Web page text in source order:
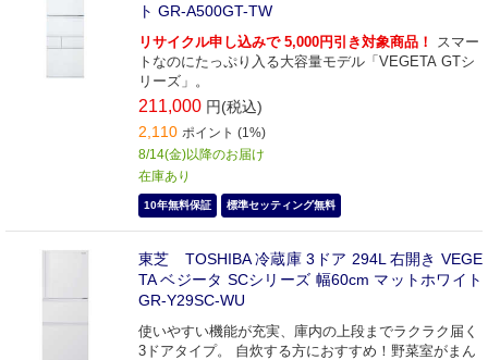
ト GR-A500GT-TW
リサイクル申し込みで 5,000円引き対象商品！
スマー
トなのにたっぷり入る大容量モデル「VEGETA GTシ
リーズ」。
211,000 円(税込)
2,110 ポイント (1%)
8/14(金)以降のお届け
在庫あり
10年無料保証 標準セッティング無料
東芝 TOSHIBA 冷蔵庫 3ドア 294L 右開き VEGE
TA ベジータ SCシリーズ 幅60cm マットホワイト
GR-Y29SC-WU
使いやすい機能が充実、庫内の上段までラクラク届く
3ドアタイプ。 自炊する方におすすめ！野菜室がまん